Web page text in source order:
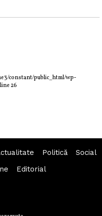
constant/public_html/wp-
26
Politică
Social
Editorial